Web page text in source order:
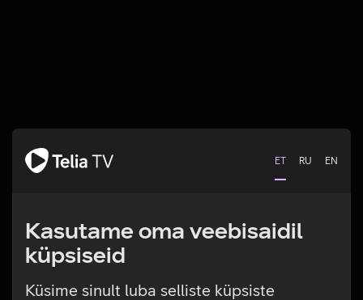
ET RU EN
Kasutame oma veebisaidil
küpsiseid
Küsime sinult luba selliste küpsiste